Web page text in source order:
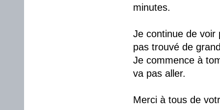
minutes.
Je continue de voir
pas trouvé de
Je commence à
va pas aller.
Merci à tous de